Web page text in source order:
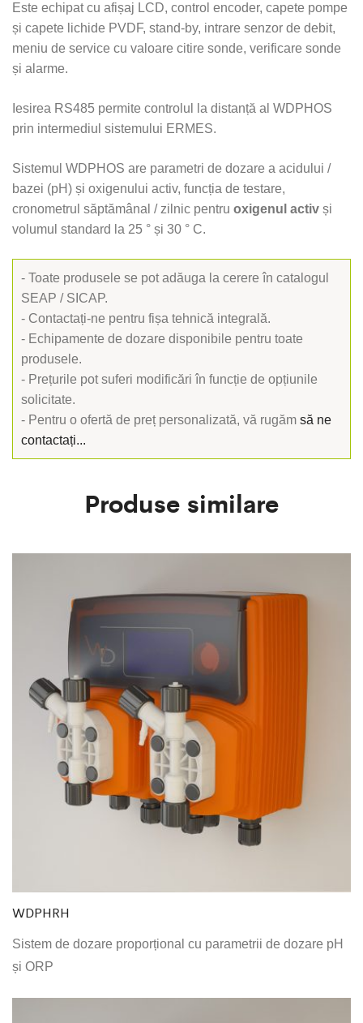
Este echipat cu afișaj LCD, control encoder, capete pompe
și capete lichide PVDF, stand-by, intrare senzor de debit,
meniu de service cu valoare citire sonde, verificare sonde
și alarme.
Iesirea RS485 permite controlul la distanță al WDPHOS
prin intermediul sistemului ERMES.
Sistemul WDPHOS are parametri de dozare a acidului /
bazei (pH) și oxigenului activ, funcția de testare,
cronometrul săptămânal / zilnic pentru oxigenul activ și
volumul standard la 25 ° și 30 ° C.
- Toate produsele se pot adăuga la cerere în catalogul
SEAP / SICAP.
- Contactați-ne pentru fișa tehnică integrală.
- Echipamente de dozare disponibile pentru toate
produsele.
- Prețurile pot suferi modificări în funcție de opțiunile
solicitate.
- Pentru o ofertă de preț personalizată, vă rugăm să ne
contactați...
Produse similare
WDPHRH
Sistem de dozare proporțional cu parametrii de dozare pH
și ORP